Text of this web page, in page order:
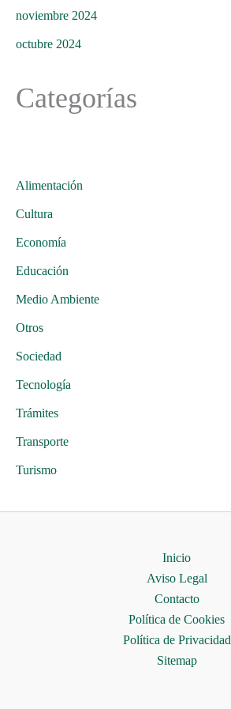
noviembre 2024
octubre 2024
Categorías
Alimentación
Cultura
Economía
Educación
Medio Ambiente
Otros
Sociedad
Tecnología
Trámites
Transporte
Turismo
Inicio
Aviso Legal
Contacto
Política de Cookies
Política de Privacidad
Sitemap